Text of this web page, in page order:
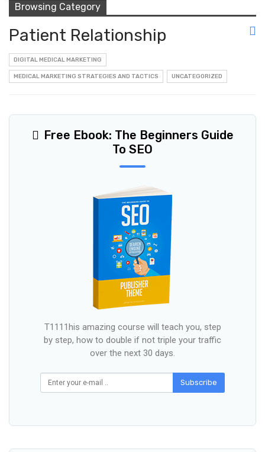
Browsing Category
Patient Relationship
DIGITAL MEDICAL MARKETING
MEDICAL MARKETING STRATEGIES AND TACTICS UNCATEGORIZED
Free Ebook: The Beginners Guide
To SEO
T1111his amazing course will teach you, step
by step, how to double if not triple your traffic
over the next 30 days.
Subscribe